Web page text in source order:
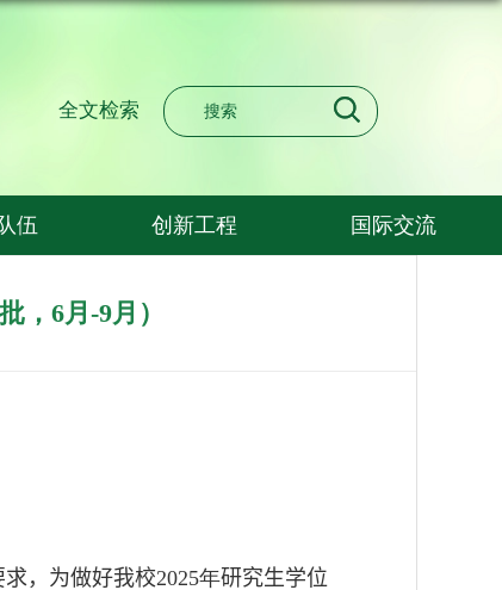
全文检索
伍 创新工程 国际交流
，6月-9月）
， 为做好我校2025年研究生学位